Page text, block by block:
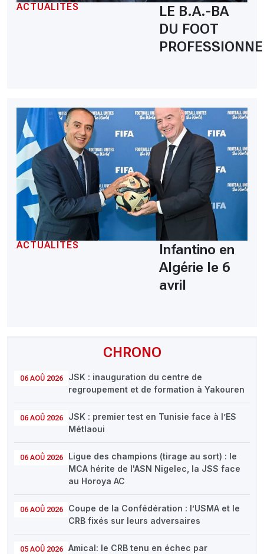
CHRONO
06 AOÛ 2026
JSK : inauguration du centre de
regroupement et de formation à Yakouren
06 AOÛ 2026
JSK : premier test en Tunisie face à l’ES
Métlaoui
06 AOÛ 2026
Ligue des champions (tirage au sort) : le
MCA hérite de l'ASN Nigelec, la JSS face
au Horoya AC
06 AOÛ 2026
Coupe de la Confédération : l’USMA et le
CRB fixés sur leurs adversaires
05 AOÛ 2026 Amical: le CRB tenu en échec par
ACTUALITÉS
LE B.A.-BA
DU FOOT
ACTUALITÉS
Infantino en
Algérie le 6
avril